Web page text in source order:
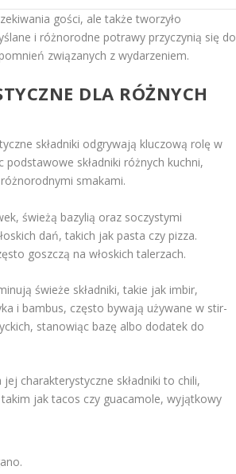
gości, ale także tworzyło
i różnorodne potrawy przyczynią się do
związanych z wydarzeniem.
DLA RÓŻNYCH
składniki odgrywają kluczową rolę w
składniki różnych kuchni,
smakami.
świeżą bazylią oraz soczystymi
dań, takich jak pasta czy pizza.
goszczą na włoskich talerzach.
świeże składniki, takie jak imbir,
i bambus, często bywają używane w stir-
stanowiąc bazę albo dodatek do
charakterystyczne składniki to chili,
jak tacos czy guacamole, wyjątkowy